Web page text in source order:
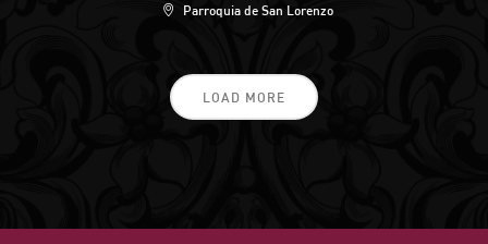
Parroquia de San Lorenzo
LOAD MORE